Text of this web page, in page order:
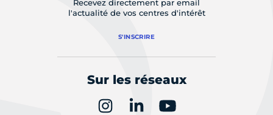
Recevez directement par email
l'actualité de vos centres d'intérêt
S'INSCRIRE
Sur les réseaux